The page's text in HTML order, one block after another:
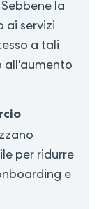
Sebbene la
ai servizi
a tali
all'aumento
per ridurre
e